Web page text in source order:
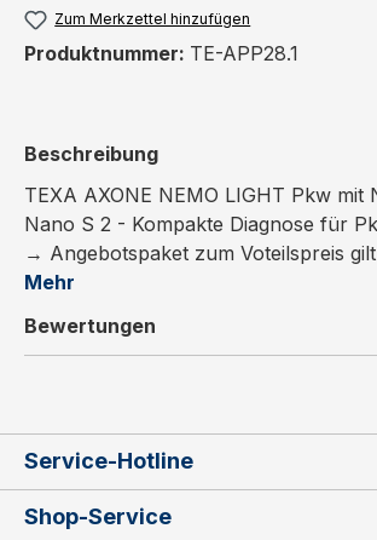
Zum Merkzettel hinzufügen
Produktnummer: TE-APP28.1
Beschreibung
TEXA AXONE NEMO LIGHT Pkw mit
Nano S 2 - Kompakte Diagnose für
→ Angebotspaket zum Voteilspreis
Mehr
Bewertungen
Service-Hotline
Shop-Service